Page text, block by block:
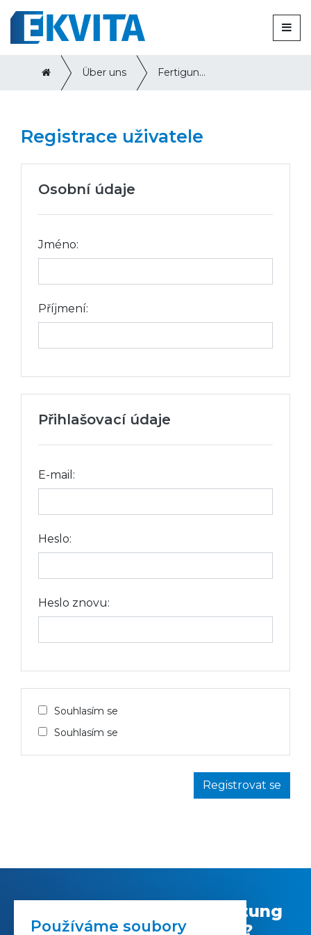
Über uns Fertigungs-einrichtungen
Registrace uživatele
Osobní údaje
Jméno:
Příjmení:
Přihlašovací údaje
E-mail:
Heslo:
Heslo znovu:
Souhlasím se
Souhlasím se
Hat Sie die CNC Bearbeitung
gefangengenommen?
Používáme soubory